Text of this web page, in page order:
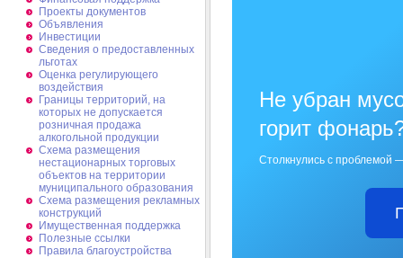
Проекты документов
Объявления
Инвестиции
Сведения о предоставленных
льготах
Оценка регулирующего
воздействия
Границы территорий, на
которых не допускается
розничная продажа
алкогольной продукции
Схема размещения
нестационарных торговых
объектов на территории
муниципального образования
Схема размещения рекламных
конструкций
Имущественная поддержка
Полезные ссылки
Правила благоустройства
Не убран
горит
Столкнулись с проблемой